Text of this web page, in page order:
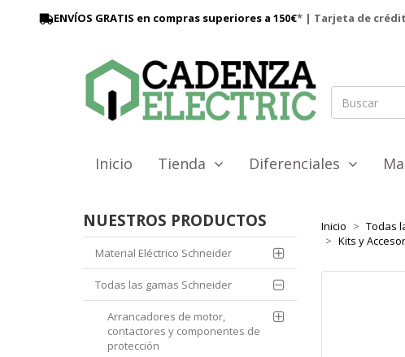
ENVÍOS GRATIS en compras superiores a 150€* | Tarjeta de
Inicio Tienda Diferenciales
Inicio Todas
Kits y
NUESTROS PRODUCTOS
Material Eléctrico Schneider
Todas las gamas Schneider
Arrancadores de motor,
contactores y componentes de
protección